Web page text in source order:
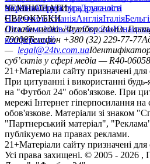
політикаСтруктура власності
УкраїнаПерша лігаДруга ліга
ЧЕМПІОНАТИ
НімеччинаІспаніяАнгліяІталія
ЄВРОКУБКИ
Ліга чемпіонівЛіга Європи
конференцій
Онлайн-медіа «Футбол 24»пл.
79008Телефон +380 (32) 229-77-77
— legal@24tv.com.ua
суб’єктів у сфері медіа — R40-06058
21+Матеріали сайту призначені
При цитуванні і використанні
на "Футбол 24" обов'язкове. При
мережі Інтернет гіперпосилання на
обов'язкове. Матеріали зі знаком
"Партнерський матеріал",
публікуємо на правах реклами.
21+Матеріали сайту призначені
Усi права захищенi. © 2005 - 2026 ,